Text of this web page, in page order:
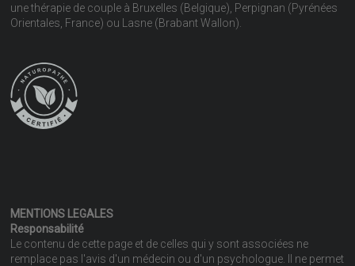
une thérapie de couple à Bruxelles (Belgique), Perpignan (Pyrénées
Orientales, France) ou Lasne (Brabant Wallon).
MENTIONS LEGALES
Responsabilité
Le contenu de cette page et de celles qui y sont associées ne
remplace pas l'avis d'un médecin ou d'un psychologue. Il ne permet